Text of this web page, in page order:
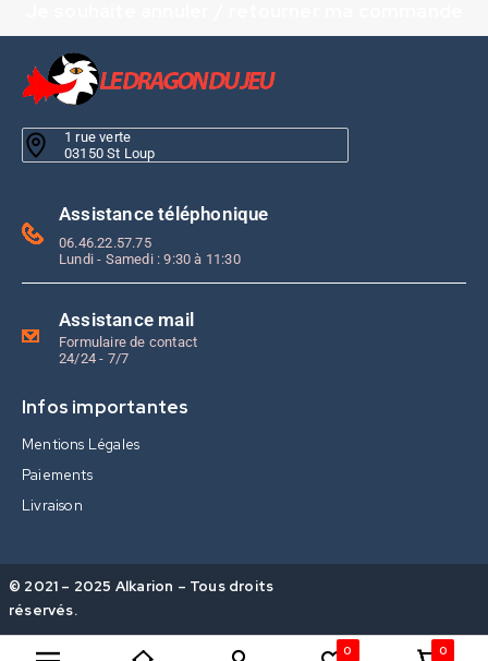
1 rue verte
03150 St Loup
Assistance téléphonique
06.46.22.57.75
Lundi - Samedi : 9:30 à 11:30
Assistance mail
Formulaire de contact
24/24 - 7/7
Infos importantes
Mentions Légales
Paiements
Livraison
© 2021 – 2025 Alkarion – Tous droits
réservés.
0 0